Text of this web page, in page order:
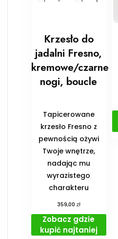
Krzesło do
jadalni Fresno,
kremowe/czarne
nogi, boucle
Tapicerowane
krzesło Fresno z
pewnością ożywi
Twoje wnętrze,
nadając mu
wyrazistego
charakteru
359,00 zł
Zobacz gdzie
kupić najtaniej